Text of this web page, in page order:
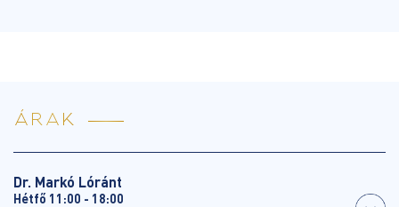
ÁRAK
Dr. Markó Lóránt
Hétfő 11:00 - 18:00